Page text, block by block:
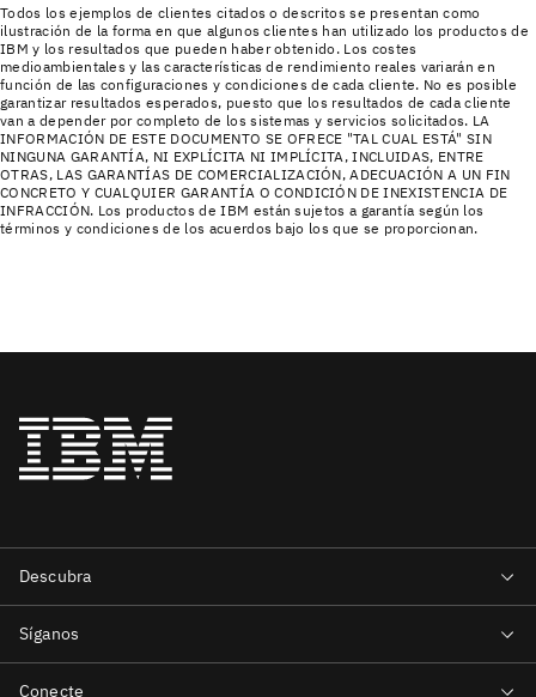
Todos los ejemplos de clientes citados o descritos se presentan como
ilustración de la forma en que algunos clientes han utilizado los productos de
IBM y los resultados que pueden haber obtenido. Los costes
medioambientales y las características de rendimiento reales variarán en
función de las configuraciones y condiciones de cada cliente. No es posible
garantizar resultados esperados, puesto que los resultados de cada cliente
van a depender por completo de los sistemas y servicios solicitados. LA
INFORMACIÓN DE ESTE DOCUMENTO SE OFRECE "TAL CUAL ESTÁ" SIN
NINGUNA GARANTÍA, NI EXPLÍCITA NI IMPLÍCITA, INCLUIDAS, ENTRE
OTRAS, LAS GARANTÍAS DE COMERCIALIZACIÓN, ADECUACIÓN A UN FIN
CONCRETO Y CUALQUIER GARANTÍA O CONDICIÓN DE INEXISTENCIA DE
INFRACCIÓN. Los productos de IBM están sujetos a garantía según los
términos y condiciones de los acuerdos bajo los que se proporcionan.